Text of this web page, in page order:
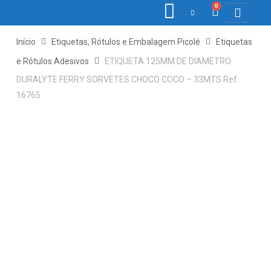
0
Início Etiquetas, Rótulos e Embalagem Picolé
Etiquetas
e Rótulos Adesivos
ETIQUETA 125MM DE DIAMETRO
DURALYTE FERRY SORVETES CHOCO COCO – 33MTS Ref:
16765